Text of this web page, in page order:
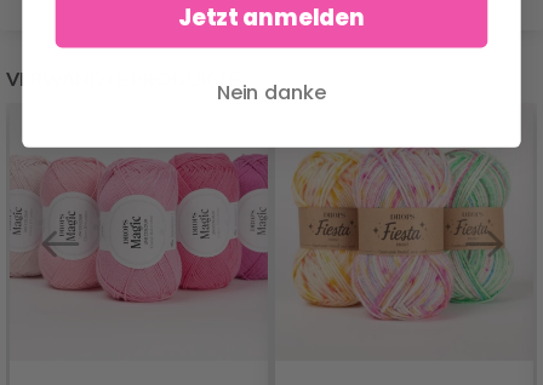
VERWANDTE PRODUKTE
Jetzt anmelden
Nein danke